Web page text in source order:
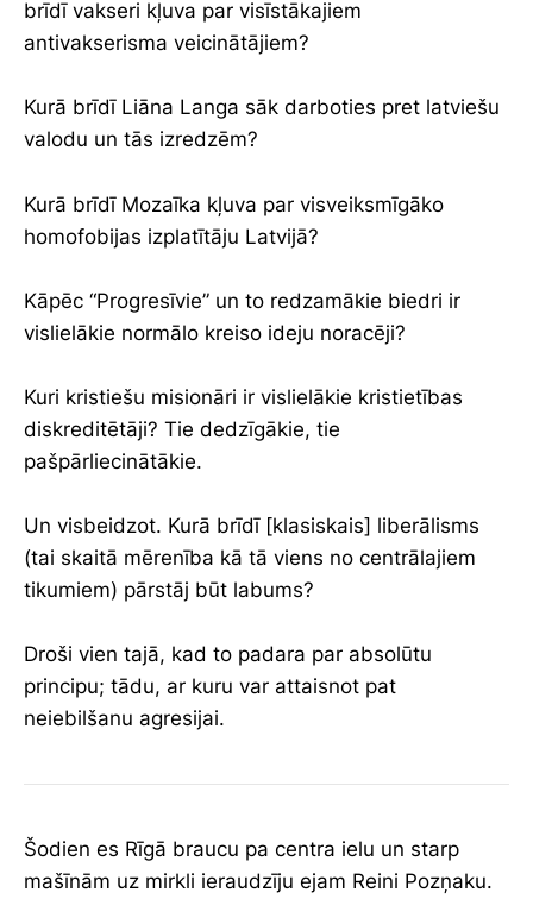
brīdī vakseri kļuva par visīstākajiem
antivakserisma veicinātājiem?
Kurā brīdī Liāna Langa sāk darboties pret latviešu
valodu un tās izredzēm?
Kurā brīdī Mozaīka kļuva par visveiksmīgāko
homofobijas izplatītāju Latvijā?
Kāpēc “Progresīvie” un to redzamākie biedri ir
vislielākie normālo kreiso ideju noracēji?
Kuri kristiešu misionāri ir vislielākie kristietības
diskreditētāji? Tie dedzīgākie, tie
pašpārliecinātākie.
Un visbeidzot. Kurā brīdī [klasiskais] liberālisms
(tai skaitā mērenība kā tā viens no centrālajiem
tikumiem) pārstāj būt labums?
Droši vien tajā, kad to padara par absolūtu
principu; tādu, ar kuru var attaisnot pat
neiebilšanu agresijai.
Šodien es Rīgā braucu pa centra ielu un starp
mašīnām uz mirkli ieraudzīju ejam Reini Pozņaku.